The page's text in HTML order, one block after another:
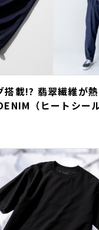
搭載!? 翡翠繊維が
（ヒートシー